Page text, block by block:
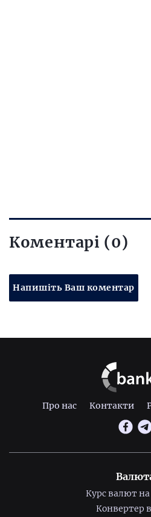
Коментарі (0)
Напишіть Ваш коментар
Про нас Контакти
Курс валют на
Конвертер